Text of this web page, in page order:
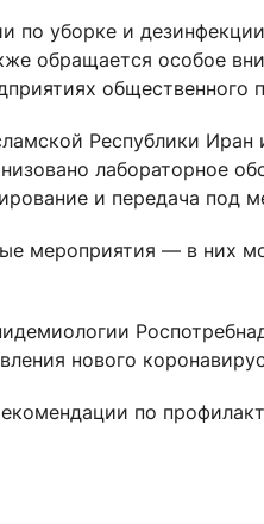
по уборке и
обращается особое
общественного
Республики Иран
лабораторное
и передача под
мероприятия — в них
нового
по